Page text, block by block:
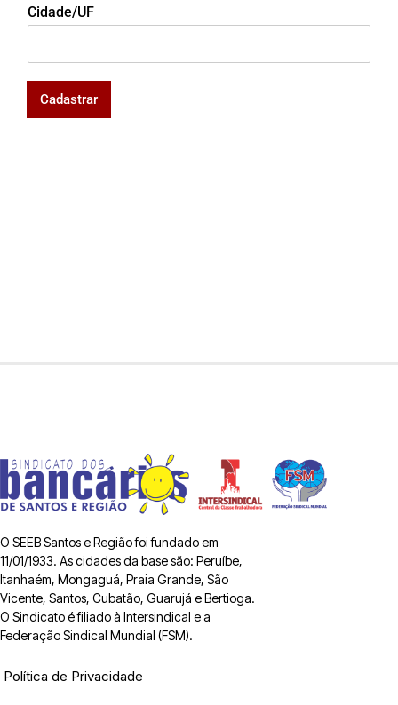
Cidade/UF
Cadastrar
O SEEB Santos e Região foi fundado em
11/01/1933. As cidades da base são: Peruíbe,
Itanhaém, Mongaguá, Praia Grande, São
Vicente, Santos, Cubatão, Guarujá e Bertioga.
O Sindicato é filiado à Intersindical e a
Federação Sindical Mundial (FSM).
Política de Privacidade